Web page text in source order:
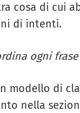
cosa di cui
di intenti.
ogni
modello di
nella